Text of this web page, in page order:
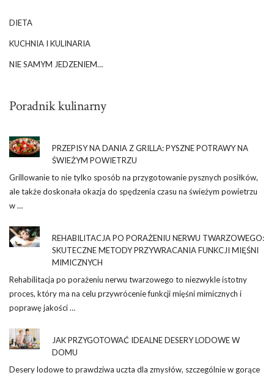
DIETA
KUCHNIA I KULINARIA
NIE SAMYM JEDZENIEM…
Poradnik kulinarny
PRZEPISY NA DANIA Z GRILLA: PYSZNE POTRAWY NA
ŚWIEŻYM POWIETRZU
Grillowanie to nie tylko sposób na przygotowanie pysznych posiłków,
ale także doskonała okazja do spędzenia czasu na świeżym powietrzu
w …
REHABILITACJA PO PORAŻENIU NERWU TWARZOWEGO:
SKUTECZNE METODY PRZYWRACANIA FUNKCJI MIĘŚNI
MIMICZNYCH
Rehabilitacja po porażeniu nerwu twarzowego to niezwykle istotny
proces, który ma na celu przywrócenie funkcji mięśni mimicznych i
poprawę jakości …
JAK PRZYGOTOWAĆ IDEALNE DESERY LODOWE W
DOMU
Desery lodowe to prawdziwa uczta dla zmysłów, szczególnie w gorące